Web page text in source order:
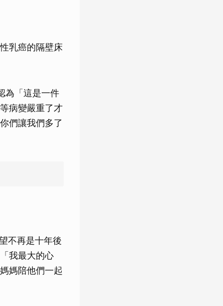
乳癌的隔壁床
為「這是一件
病變嚴重了才
們讓我們多了
不再是十年後
我最大的心
媽陪他們一起